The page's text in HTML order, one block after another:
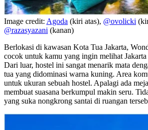
Image credit: Agoda (kiri atas), @ovolicki
@razasyazani (kanan)
Berlokasi di kawasan Kota Tua Jakarta,
cocok untuk kamu yang ingin melihat
Dari luar, hostel ini sangat menarik mata
tua yang didominasi warna kuning. Area
untuk ukuran sebuah hostel. Apalagi ada
membuat suasana berkumpul makin seru.
yang suka nongkrong santai di ruangan